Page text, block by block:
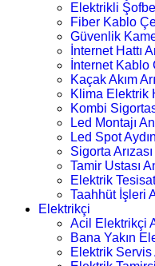
Elektrikli
Fiber Kablo
Güvenlik
İnternet Hattı
İnternet
Kaçak Akım
Klima Elektrik
Kombi
Led Montajı
Led Spot
Sigorta
Tamir Ustası
Elektrik
Taahhüt İşleri
Elektrikçi
Acil Elektrikçi
Bana Yakın
Elektrik Servis